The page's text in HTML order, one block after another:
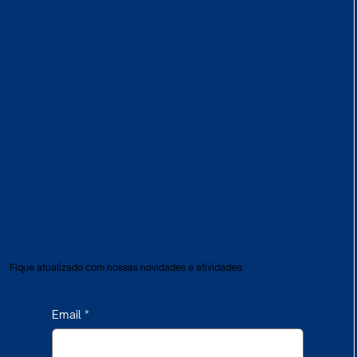
Fique atualizado com nossas novidades e atividades:
Email *